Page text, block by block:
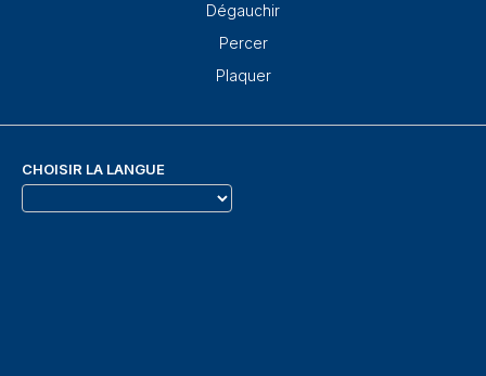
Dégauchir
Percer
Plaquer
CHOISIR LA LANGUE